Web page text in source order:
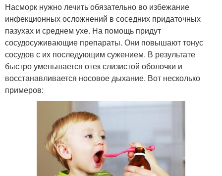
Насморк нужно лечить обязательно во избежание
инфекционных осложнений в соседних придаточных
пазухах и среднем ухе. На помощь придут
сосудосуживающие препараты. Они повышают тонус
сосудов с их последующим сужением. В результате
быстро уменьшается отек слизистой оболочки и
восстанавливается носовое дыхание. Вот несколько
примеров: